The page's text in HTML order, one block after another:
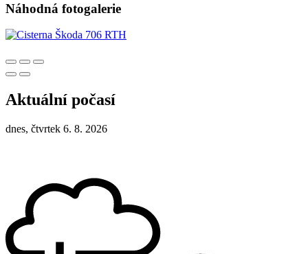
Náhodná fotogalerie
Aktuální počasí
dnes, čtvrtek 6. 8. 2026